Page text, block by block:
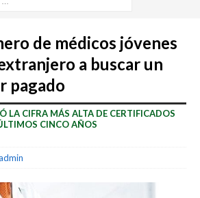
de médicos jóvenes
a buscar un
pagado
LA CIFRA MÁS ALTA DE CERTIFICADOS
CINCO AÑOS